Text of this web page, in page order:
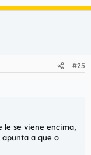
#25
le se viene encima,
apunta a que o